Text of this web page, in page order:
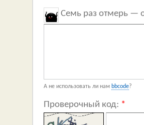
Семь раз отмерь —
А не использовать ли нам bbcode?
Проверочный код: *